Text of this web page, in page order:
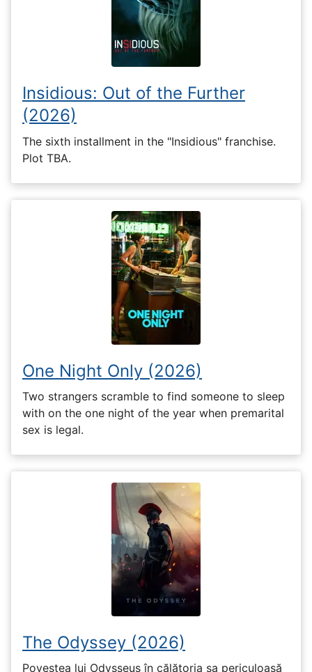
Insidious: Out of the Further
(2026)
The sixth installment in the "Insidious" franchise.
Plot TBA.
One Night Only (2026)
Two strangers scramble to find someone to sleep
with on the one night of the year when premarital
sex is legal.
The Odyssey (2026)
Povestea lui Odysseus în călătoria sa periculoasă